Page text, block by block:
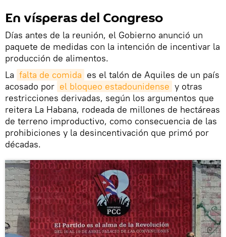
En vísperas del Congreso
Días antes de la reunión, el Gobierno anunció un
paquete de medidas con la intención de incentivar la
producción de alimentos.
La falta de comida es el talón de Aquiles de un país
acosado por el bloqueo estadounidense y otras
restricciones derivadas, según los argumentos que
reitera La Habana, rodeada de millones de hectáreas
de terreno improductivo, como consecuencia de las
prohibiciones y la desincentivación que primó por
décadas.